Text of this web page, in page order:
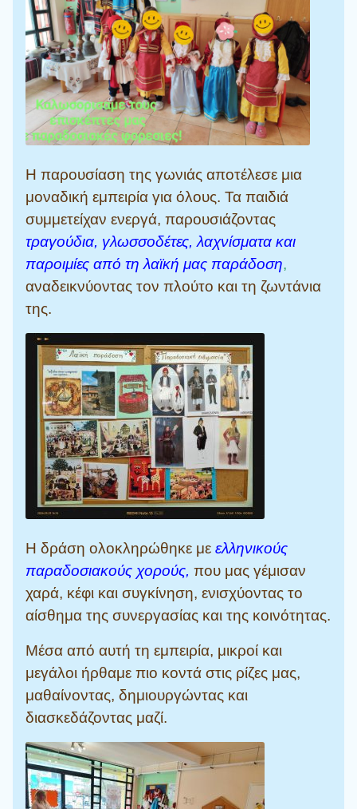
Η παρουσίαση της γωνιάς αποτέλεσε μια
μοναδική εμπειρία για όλους. Τα παιδιά
συμμετείχαν ενεργά, παρουσιάζοντας
τραγούδια, γλωσσοδέτες, λαχνίσματα και
παροιμίες από τη λαϊκή μας παράδοση,
αναδεικνύοντας τον πλούτο και τη ζωντάνια
της.
Η δράση ολοκληρώθηκε με ελληνικούς
παραδοσιακούς χορούς, που μας γέμισαν
χαρά, κέφι και συγκίνηση, ενισχύοντας το
αίσθημα της συνεργασίας και της κοινότητας.
Μέσα από αυτή τη εμπειρία, μικροί και
μεγάλοι ήρθαμε πιο κοντά στις ρίζες μας,
μαθαίνοντας, δημιουργώντας και
διασκεδάζοντας μαζί.